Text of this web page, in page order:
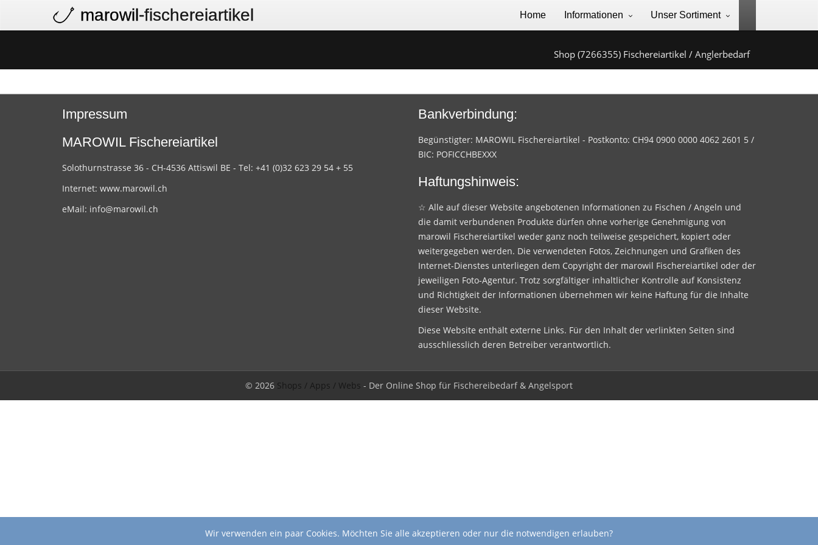
marowil-fischereiartikel Home Informationen Unser Sortiment
Shop (7266355) Fischereiartikel / Anglerbedarf
Impressum
MAROWIL Fischereiartikel
Solothurnstrasse 36 - CH-4536 Attiswil BE - Tel: +41 (0)32 623 29 54 + 55
Internet: www.marowil.ch
eMail: info@marowil.ch
Bankverbindung:
Begünstigter: MAROWIL Fischereiartikel - Postkonto: CH94 0900 0000 4062 2601 5 /
BIC: POFICCHBEXXX
Haftungshinweis:
☆ Alle auf dieser Website angebotenen Informationen zu Fischen / Angeln und
die damit verbundenen Produkte dürfen ohne vorherige Genehmigung von
marowil Fischereiartikel weder ganz noch teilweise gespeichert, kopiert oder
weitergegeben werden. Die verwendeten Fotos, Zeichnungen und Grafiken des
Internet-Dienstes unterliegen dem Copyright der marowil Fischereiartikel oder der
jeweiligen Foto-Agentur. Trotz sorgfältiger inhaltlicher Kontrolle auf Konsistenz
und Richtigkeit der Informationen übernehmen wir keine Haftung für die Inhalte
dieser Website.
Diese Website enthält externe Links. Für den Inhalt der verlinkten Seiten sind
ausschliesslich deren Betreiber verantwortlich.
© 2026 Shops / Apps / Webs - Der Online Shop für Fischereibedarf & Angelsport
Wir verwenden ein paar Cookies. Möchten Sie alle akzeptieren oder nur die notwendigen erlauben?